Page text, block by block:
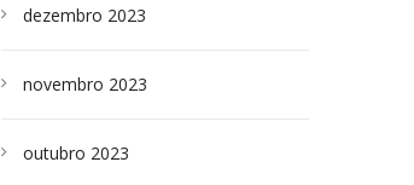
dezembro 2023
novembro 2023
outubro 2023